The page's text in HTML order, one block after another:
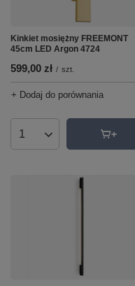
Kinkiet mosiężny FREEMONT
45cm LED Argon 4724
599,00 zł / szt.
+ Dodaj do porównania
Ilość produktów